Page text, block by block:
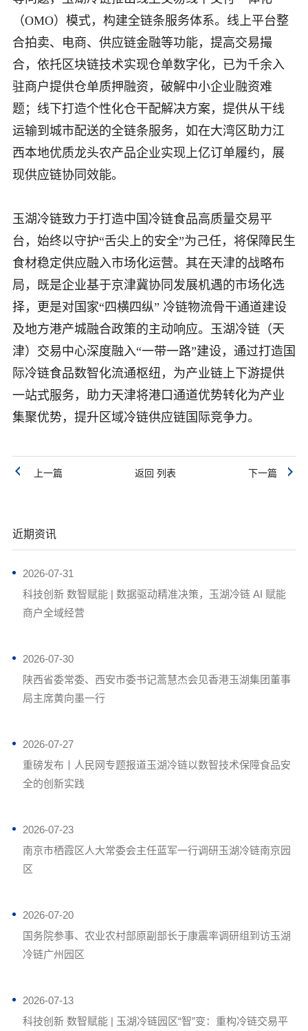
（OMO）模式，构建全链条服务体系。线上平台整
合拍卖、电商、供应链金融等功能，提高交易撮
合，依托区块链技术实现仓单数字化，已为千余入
驻商户提供仓单质押融资，破解中小企业融资难
题；线下打造个性化仓干配解决方案，提供从干线
运输到城市配送的全链条服务，如在大湾区助力江
西本地优质龙头农产品企业实现上亿订单履约，展
现供应链协同效能。
玉湖冷链致力于打造中国冷链食品高质量交易平
台，始终以守护“舌尖上的安全”为己任，将保障民生
食材稳定供应融入市场化运营。其在天津的战略布
局，既是企业基于京津冀协同发展机遇的市场化选
择，更是对国家“四横四纵” 冷链物流骨干通道建设
及地方港产城融合政策的主动响应。玉湖冷链（天
津）交易中心深度融入“一带一路”建设，通过打造国
际冷链食品数智化流通枢纽，为产业链上下游提供
一站式服务，助力天津将港口通道优势转化为产业
集聚优势，提升区域冷链供应链国际竞争力。
上一篇 返回 列表 下一篇
近期资讯
2026-07-31
科技创新 数智赋能 | 数据驱动精准决策，玉湖冷链 AI 赋能
商户全域经营
2026-07-30
陕西省委常委、西安市委书记蒿慧杰会见香港玉湖集团董事
局主席黄向墨一行
2026-07-27
重磅发布丨人民网专题报道玉湖冷链以数智技术保障食品安
全的创新实践
2026-07-23
南京市栖霞区人大常委会主任蓝军一行调研玉湖冷链南京园
区
2026-07-20
国务院参事、农业农村部原副部长于康震率调研组到访玉湖
冷链广州园区
2026-07-13
科技创新 数智赋能 | 玉湖冷链园区“智”变：重构冷链交易平